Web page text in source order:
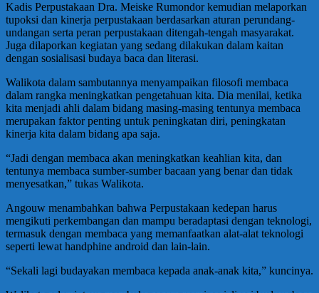
Kadis Perpustakaan Dra. Meiske Rumondor kemudian melaporkan
tupoksi dan kinerja perpustakaan berdasarkan aturan perundang-
undangan serta peran perpustakaan ditengah-tengah masyarakat.
Juga dilaporkan kegiatan yang sedang dilakukan dalam kaitan
dengan sosialisasi budaya baca dan literasi.
Walikota dalam sambutannya menyampaikan filosofi membaca
dalam rangka meningkatkan pengetahuan kita. Dia menilai, ketika
kita menjadi ahli dalam bidang masing-masing tentunya membaca
merupakan faktor penting untuk peningkatan diri, peningkatan
kinerja kita dalam bidang apa saja.
“Jadi dengan membaca akan meningkatkan keahlian kita, dan
tentunya membaca sumber-sumber bacaan yang benar dan tidak
menyesatkan,” tukas Walikota.
Angouw menambahkan bahwa Perpustakaan kedepan harus
mengikuti perkembangan dan mampu beradaptasi dengan teknologi,
termasuk dengan membaca yang memanfaatkan alat-alat teknologi
seperti lewat handphine android dan lain-lain.
“Sekali lagi budayakan membaca kepada anak-anak kita,” kuncinya.